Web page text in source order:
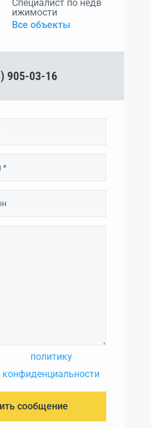
Специалист по недв
ижимости
Все объекты
905-03-16
политику
конфиденциальности
сообщение